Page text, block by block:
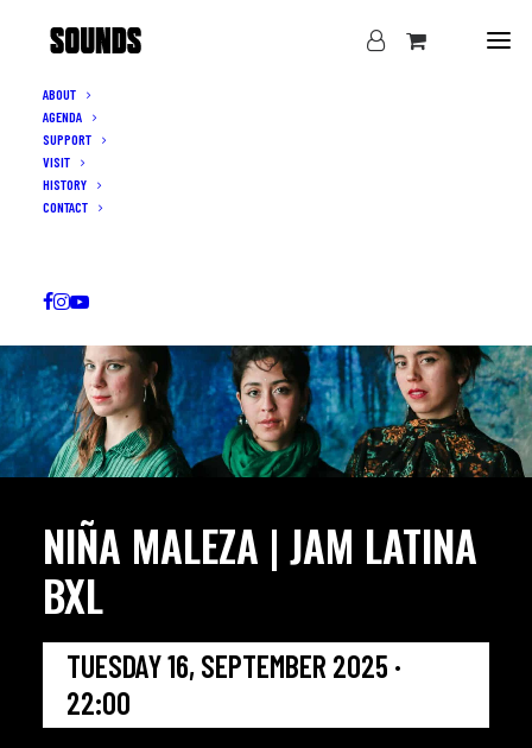
ABOUT
AGENDA
SUPPORT
VISIT
HISTORY
CONTACT
NIÑA MALEZA | JAM LATINA
BXL
TUESDAY 16, SEPTEMBER 2025 ·
22:00